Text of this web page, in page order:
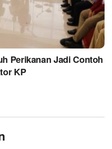
Perikanan Jadi Contoh
KP